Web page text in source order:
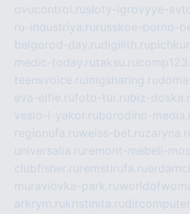
ovucontrol.rusloty-igrovyye-
ru-industriya.ru russkoe-porno-
belgorod-day.rudigilith.ru
medic-today.rutaksu.ru
teensvoice.ru imgsharing.ru
eva-elfie.rufoto-tur.rubiz-
veslo-i-yakor.ruborodino-
regionufa.ruweiss-bet.ru
universalia.ru remont-mebeli-
clubfisher.ru remstirufa.ru
muraviovka-park.ru
arkrym.rukristinita.ru